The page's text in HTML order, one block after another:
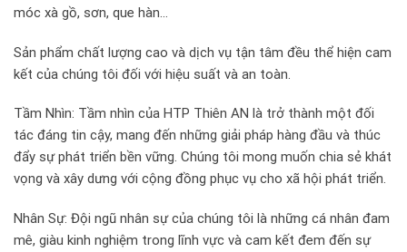
móc xà gồ, sơn, que hàn…
Sản phẩm chất lượng cao và dịch vụ tận tâm đều thể hiện cam
kết của chúng tôi đối với hiệu suất và an toàn.
Tầm Nhìn: Tầm nhìn của HTP Thiên AN là trở thành một đối
tác đáng tin cậy, mang đến những giải pháp hàng đầu và thúc
đẩy sự phát triển bền vững. Chúng tôi mong muốn chia sẻ khát
vọng và xây dưng với cộng đồng phục vụ cho xã hội phát triển.
Nhân Sự: Đội ngũ nhân sự của chúng tôi là những cá nhân đam
mê, giàu kinh nghiệm trong lĩnh vực và cam kết đem đến sự